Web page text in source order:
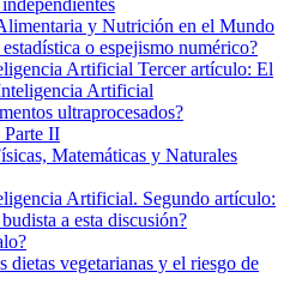
y Nutrición en el Mundo
o espejismo numérico?
Artificial Tercer artículo: El
Artificial
ultraprocesados?
Parte II
Matemáticas y Naturales
Artificial. Segundo artículo:
a esta discusión?
dietas vegetarianas y el riesgo de